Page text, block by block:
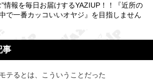
”情報を毎日お届けするYAZIUP！！『近所の
で一番カッコいいオヤジ』を目指しません
事
テるとは、こういうことだった